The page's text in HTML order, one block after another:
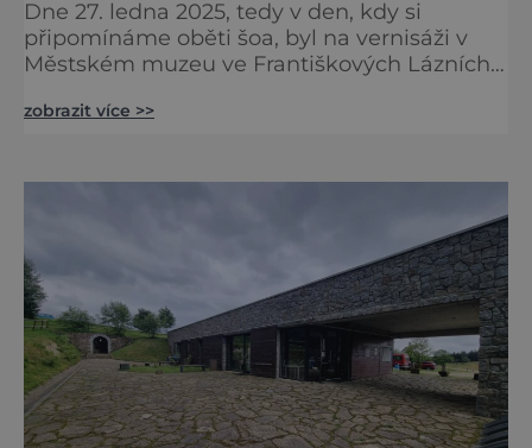
Dne 27. ledna 2025, tedy v den, kdy si
připomínáme oběti šoa, byl na vernisáži v
Městském muzeu ve Františkových Lázních
nacisty zničena v roce 1938. Do lázeňského
některé události spojené s touto významnou
zobrazit více >>